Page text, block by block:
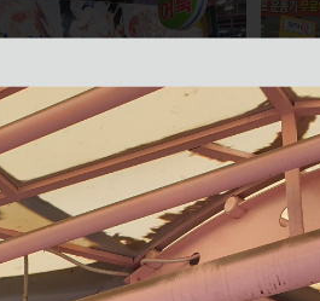
미래반찬 / 부산어묵
식품
010-2596-8847